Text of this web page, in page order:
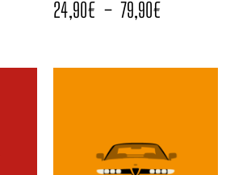
24,90€ – 79,90€